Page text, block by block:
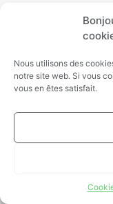
Nous utilisons des
notre site web. Si vous
vous en êtes satisfait.
Soigner les
Soigner les maladies
traitements naturels